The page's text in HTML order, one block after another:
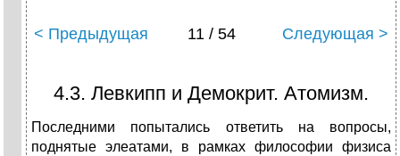
< Предыдущая 11 / 54 Следующая >
4.3. Левкипп и Демокрит. Атомизм.
Последними попытались ответить на вопросы,
поднятые элеатами, в рамках философии физиса